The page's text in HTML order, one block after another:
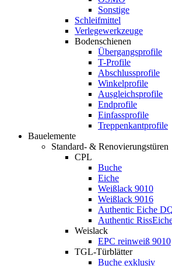
Sonstige
Schleifmittel
Verlegewerkzeuge
Bodenschienen
Übergangsprofile
T-Profile
Abschlussprofile
Winkelprofile
Ausgleichsprofile
Endprofile
Einfassprofile
Treppenkantprofile
Bauelemente
Standard- & Renovierungstüren
CPL
Buche
Eiche
Weißlack 9010
Weißlack 9016
Authentic Eiche
Authentic
Weislack
EPC reinweiß 9010
TGL-Türblätter
Buche exklusiv